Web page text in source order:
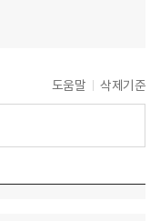
도움말 삭제기준